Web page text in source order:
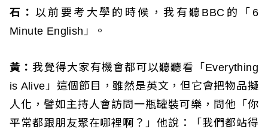
石： 以前要考大學的時候，我有聽BBC的「6
Minute English」。
黃：我覺得大家有機會都可以聽聽看「Everything
is Alive」這個節目，雖然是英文，但它會把物品擬
人化，譬如主持人會訪問一瓶罐裝可樂，問他「你
平常都跟朋友聚在哪裡啊？」他說：「我們都站得